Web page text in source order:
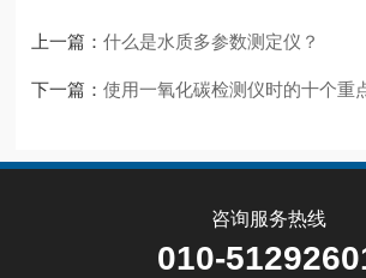
上一篇：什么是水质多参数测定仪？
下一篇：使用一氧化碳检测仪时的十个重
咨询服务热线
010-